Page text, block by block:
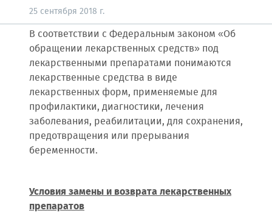
25 сентября 2018 г.
В соответствии с Федеральным законом «Об
обращении лекарственных средств» под
лекарственными препаратами понимаются
лекарственные средства в виде
лекарственных форм, применяемые для
профилактики, диагностики, лечения
заболевания, реабилитации, для сохранения,
предотвращения или прерывания
беременности.
Условия замены и возврата лекарственных
препаратов